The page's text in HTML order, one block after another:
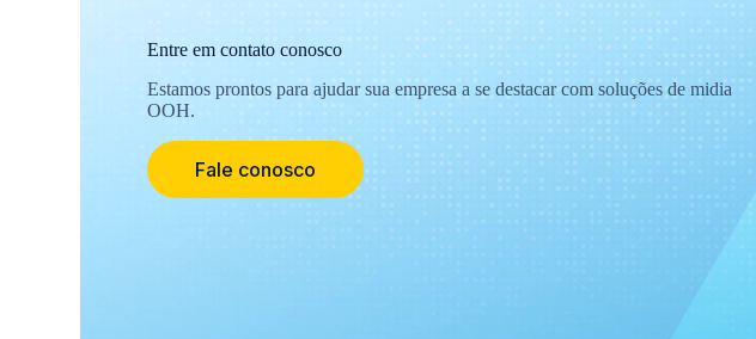
Entre em contato conosco
Estamos prontos para ajudar sua empresa a se destacar com soluções de midia
OOH.
Fale conosco